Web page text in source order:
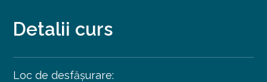
Detalii curs
Loc de desfășurare: